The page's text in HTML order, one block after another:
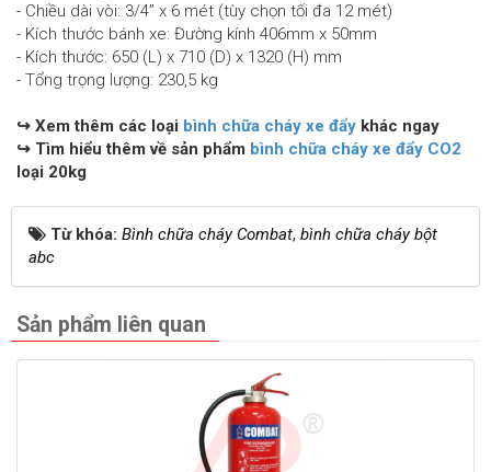
- Chiều dài vòi: 3/4” x 6 mét (tùy chọn tối đa 12 mét)
- Kích thước bánh xe: Đường kính 406mm x 50mm
- Kích thước: 650 (L) x 710 (D) x 1320 (H) mm
- Tổng trọng lượng: 230,5 kg
↪ Xem thêm các loại bình chữa cháy xe đẩy khác ngay
↪ Tìm hiểu thêm về sản phẩm bình chữa cháy xe đẩy CO2
loại 20kg
Từ khóa: Bình chữa cháy Combat, bình chữa cháy bột
abc
Sản phẩm liên quan